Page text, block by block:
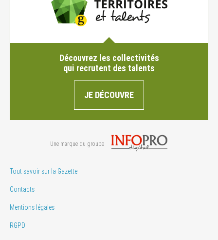
Découvrez les collectivités
qui recrutent des talents
JE DÉCOUVRE
Une marque du groupe
Tout savoir sur la Gazette
Contacts
Mentions légales
RGPD